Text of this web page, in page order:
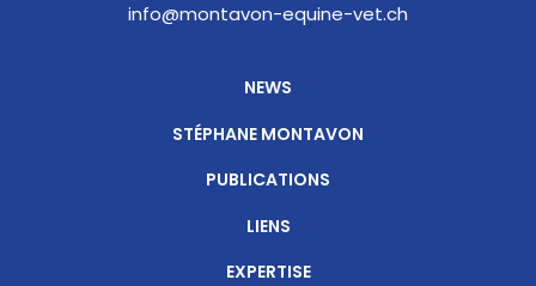
info@montavon-equine-vet.ch
NEWS
STÉPHANE MONTAVON
PUBLICATIONS
LIENS
EXPERTISE